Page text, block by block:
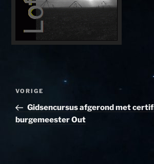
Bericht
Vorig
bericht
VORIGE
Gidsencursus afgerond met
burgemeester Out